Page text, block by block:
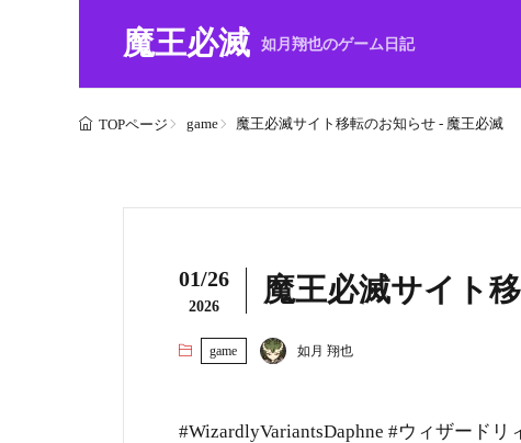
魔王必滅 如月翔也のゲーム日記
TOPページ game 魔王必滅サイト移転のお知らせ - 魔王必滅
01/26
2026 魔王必滅サイト
game 如月 翔也
#WizardlyVariantsDaphne #ウィザード